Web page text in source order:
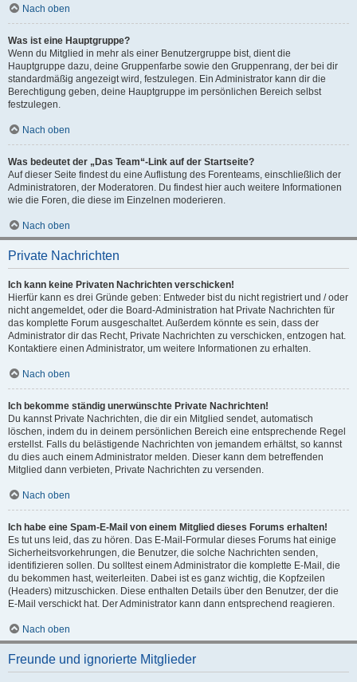
Nach oben
Was ist eine Hauptgruppe?
Wenn du Mitglied in mehr als einer Benutzergruppe bist, dient die
Hauptgruppe dazu, deine Gruppenfarbe sowie den Gruppenrang, der bei dir
standardmäßig angezeigt wird, festzulegen. Ein Administrator kann dir die
Berechtigung geben, deine Hauptgruppe im persönlichen Bereich selbst
festzulegen.
Nach oben
Was bedeutet der „Das Team“-Link auf der Startseite?
Auf dieser Seite findest du eine Auflistung des Forenteams, einschließlich der
Administratoren, der Moderatoren. Du findest hier auch weitere Informationen
wie die Foren, die diese im Einzelnen moderieren.
Nach oben
Private Nachrichten
Ich kann keine Privaten Nachrichten verschicken!
Hierfür kann es drei Gründe geben: Entweder bist du nicht registriert und / oder
nicht angemeldet, oder die Board-Administration hat Private Nachrichten für
das komplette Forum ausgeschaltet. Außerdem könnte es sein, dass der
Administrator dir das Recht, Private Nachrichten zu verschicken, entzogen hat.
Kontaktiere einen Administrator, um weitere Informationen zu erhalten.
Nach oben
Ich bekomme ständig unerwünschte Private Nachrichten!
Du kannst Private Nachrichten, die dir ein Mitglied sendet, automatisch
löschen, indem du in deinem persönlichen Bereich eine entsprechende Regel
erstellst. Falls du belästigende Nachrichten von jemandem erhältst, so kannst
du dies auch einem Administrator melden. Dieser kann dem betreffenden
Mitglied dann verbieten, Private Nachrichten zu versenden.
Nach oben
Ich habe eine Spam-E-Mail von einem Mitglied dieses Forums erhalten!
Es tut uns leid, das zu hören. Das E-Mail-Formular dieses Forums hat einige
Sicherheitsvorkehrungen, die Benutzer, die solche Nachrichten senden,
identifizieren sollen. Du solltest einem Administrator die komplette E-Mail, die
du bekommen hast, weiterleiten. Dabei ist es ganz wichtig, die Kopfzeilen
(Headers) mitzuschicken. Diese enthalten Details über den Benutzer, der die
E-Mail verschickt hat. Der Administrator kann dann entsprechend reagieren.
Nach oben
Freunde und ignorierte Mitglieder